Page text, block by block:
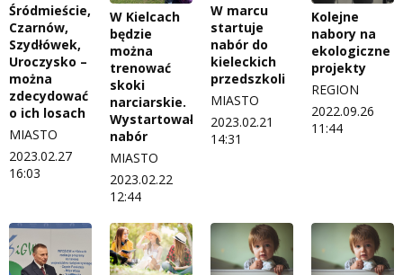
Śródmieście,
Czarnów,
Szydłówek,
Uroczysko –
można
zdecydować
o ich losach
MIASTO
2023.02.27
16:03
W Kielcach
będzie
można
trenować
skoki
narciarskie.
Wystartował
nabór
MIASTO
2023.02.22
12:44
W marcu
startuje
nabór do
kieleckich
przedszkoli
MIASTO
2023.02.21
14:31
Kolejne
nabory na
ekologiczne
projekty
REGION
2022.09.26
11:44